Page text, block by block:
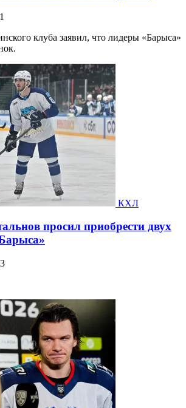
клуба заявил, что лидеры «Барыса»
КХЛ
просил приобрести двух